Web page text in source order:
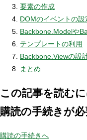
要素の作成
DOMのイベントの設
Backbone.Modelや
テンプレートの利用
Backbone.Viewの設
まとめ
この記事を読む
購読の手続きが
購読の手続きへ